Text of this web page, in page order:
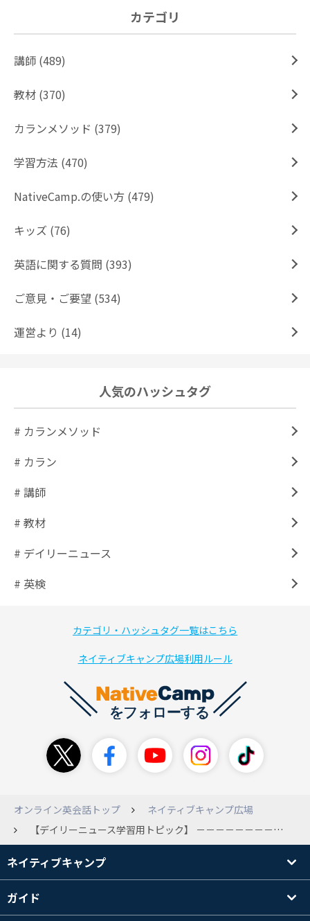
カテゴリ
講師 (489)
教材 (370)
カランメソッド (379)
学習方法 (470)
NativeCamp.の使い方 (479)
キッズ (76)
英語に関する質問 (393)
ご意見・ご要望 (534)
運営より (14)
人気のハッシュタグ
# カランメソッド
# カラン
# 講師
# 教材
# デイリーニュース
# 英検
カテゴリ・ハッシュタグ一覧はこちら
ネイティブキャンプ広場利用ルール
オンライン英会話トップ
ネイティブキャンプ広場
【デイリーニュース学習用トピック】 －－－－－－－－－－－－－－－－－－－－－ デイリーニュースの学習の効果を上げるために、記事について意見を交換したり、記事の中の単語や文法についての発見や質問を投稿したりするような場があったら良いなと考え、立ち上げてみました。 日本語での感想や質問でも良いので、気軽に投稿してもらえる場になれば良いなと考えます。 ただし、あくまで英語学習の場なので、個人の感想や思想を否定するのは無益なので止めておきましょうね。 －－－－－－－－－－－－－－－－－－－－－ 掲示板での意見交換でもしばしば出るように、デイリーニュースは学習の効果が高い、良トピックだと思います。 グローバルな問題に触れ、国籍や文化の違う講師の考え方を知ることは、文法や語彙力以上に英語力・会話力を高める重要な要素だと考えます。つまり、知的な講師との有益なディスカッションができればできるほど、このトピックが活きてくるのではないでしょうか。 一方で、記事によっては、日本語でも難解な記事もありますし、これどうやって話を広げたら良いの？という物もあります。 そこで、記事について皆様の意見や気づきを参考にした上で授業に臨むことで、26分間の授業がもっと有益になるのではないかと考えました。 一言でも良いので、「この単語は便利だよ」みたいなアドバイスもいただければ嬉しいです。 もちろん、日本語でのコメントもウェルカムです。 あまりリアクション少ないようだと、自然消滅させます（笑）ので、よろしくお願いします。
ネイティブキャンプ
ガイド